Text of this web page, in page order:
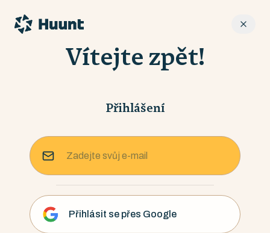
Vítejte zpět!
Přihlášení
Přihlásit se přes Google